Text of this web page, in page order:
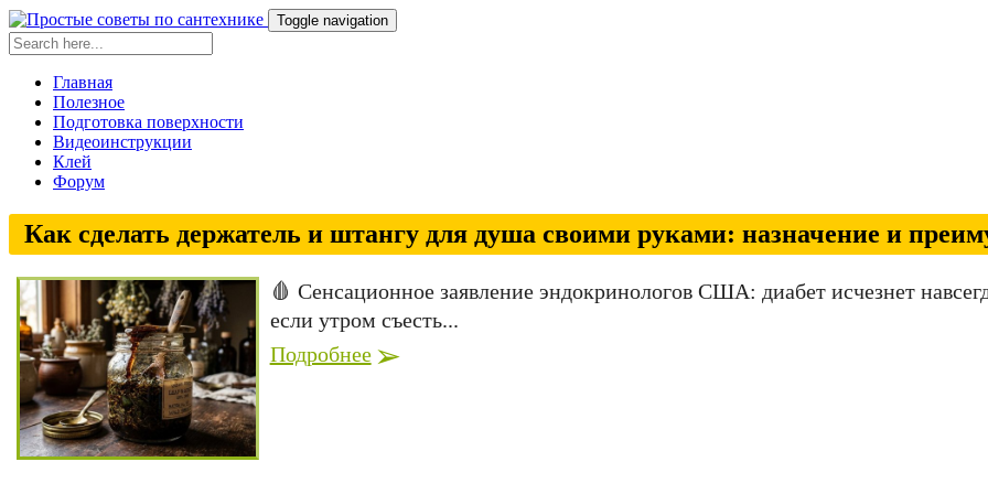
Toggle navigation
Главная
Полезное
Подготовка поверхности
Видеоинструкции
Клей
Форум
Как сделать держатель и штангу для душа своими руками: назначение и
🩸 Сенсационное заявление эндокринологов США: диабет исчезнет
если утром съесть...
Подробнее